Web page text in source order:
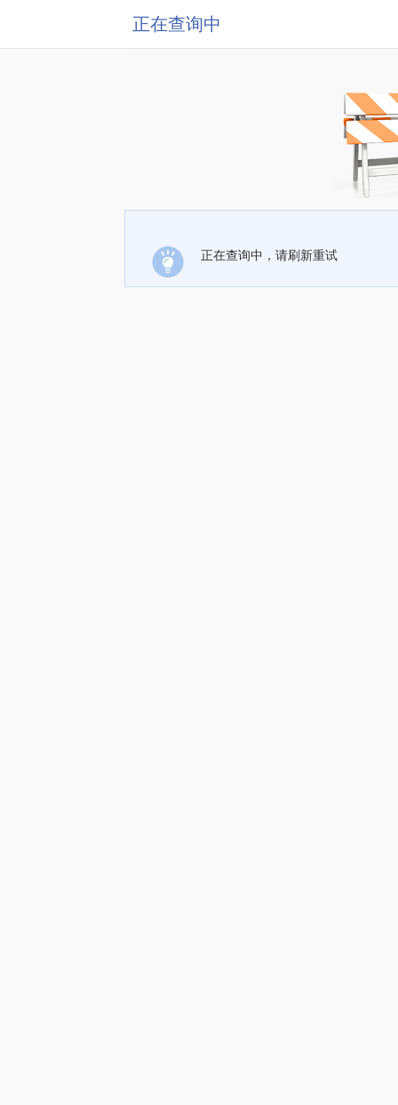
正在查询中
正在查询中，请刷新重试